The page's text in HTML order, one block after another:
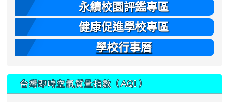
永續校園評鑑專區
健康促進學校專區
學校行事曆
台灣即時空氣質量指數（AQI）